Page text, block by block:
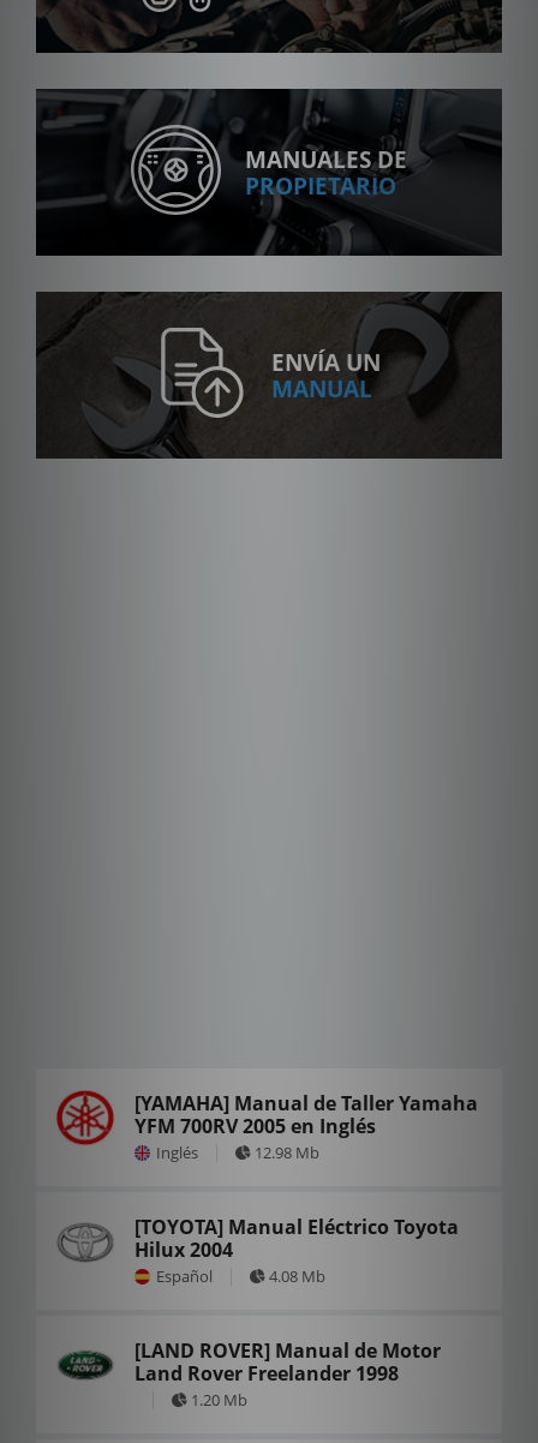
MANUALES DE
PROPIETARIO
ENVÍA UN
MANUAL
[YAMAHA] Manual de Taller Yamaha
YFM 700RV 2005 en Inglés
Inglés 12.98 Mb
[TOYOTA] Manual Eléctrico Toyota
Hilux 2004
Español 4.08 Mb
[LAND ROVER] Manual de Motor
Land Rover Freelander 1998
1.20 Mb